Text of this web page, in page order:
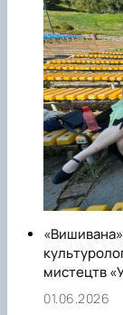
мистецтв
01.06.2026